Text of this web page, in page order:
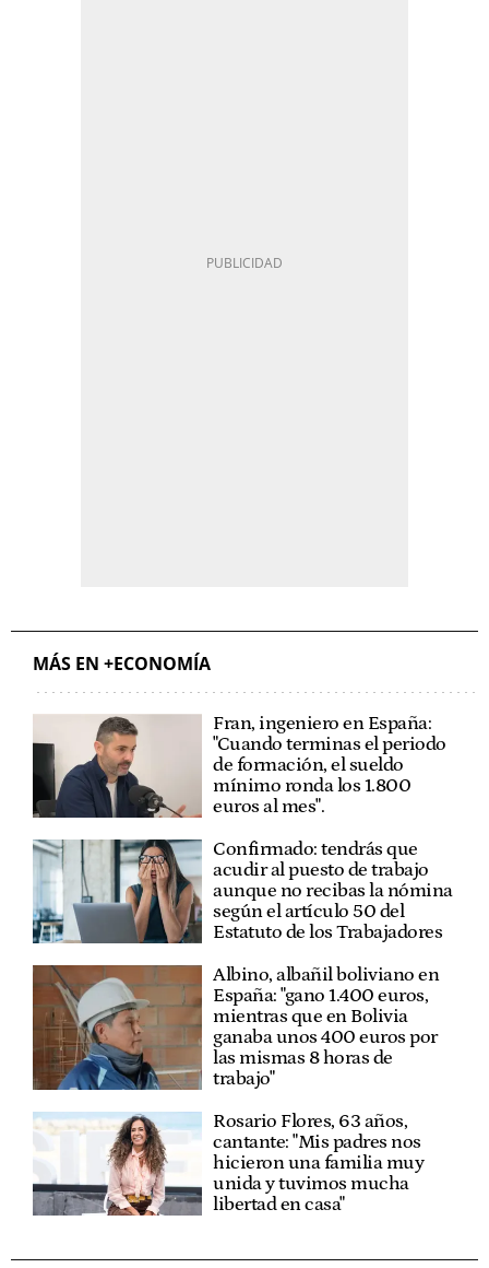
MÁS EN +ECONOMÍA
Fran, ingeniero en España:
"Cuando terminas el periodo
de formación, el sueldo
mínimo ronda los 1.800
euros al mes".
Confirmado: tendrás que
acudir al puesto de trabajo
aunque no recibas la nómina
según el artículo 50 del
Estatuto de los Trabajadores
Albino, albañil boliviano en
España: "gano 1.400 euros,
mientras que en Bolivia
ganaba unos 400 euros por
las mismas 8 horas de
trabajo"
Rosario Flores, 63 años,
cantante: "Mis padres nos
hicieron una familia muy
unida y tuvimos mucha
libertad en casa"